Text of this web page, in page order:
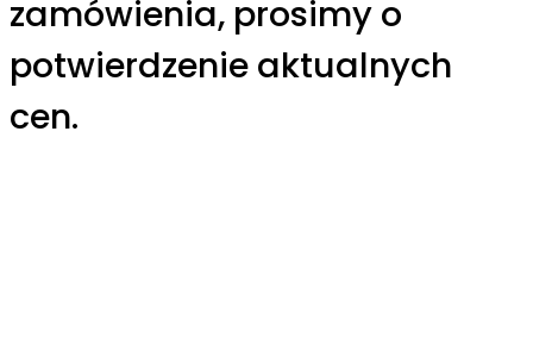
zamówienia, prosimy o
potwierdzenie aktualnych
cen.